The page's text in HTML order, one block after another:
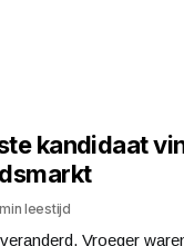
kandidaat
leestijd
Vroeger